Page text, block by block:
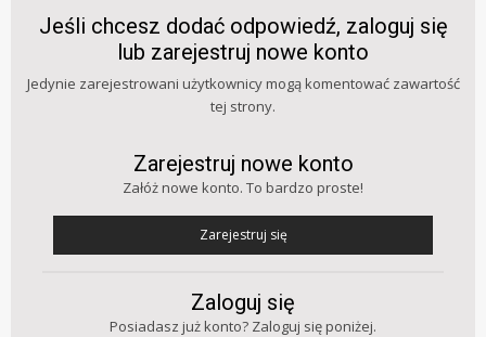
Jeśli chcesz dodać odpowiedź, zaloguj się
lub zarejestruj nowe konto
Jedynie zarejestrowani użytkownicy mogą komentować zawartość
tej strony.
Zarejestruj nowe konto
Załóż nowe konto. To bardzo proste!
Zarejestruj się
Zaloguj się
Posiadasz już konto? Zaloguj się poniżej.